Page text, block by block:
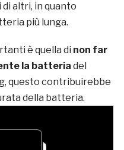
altri, in quanto
più lunga.
è quella di non far
la batteria del
questo contribuirebbe
della batteria.